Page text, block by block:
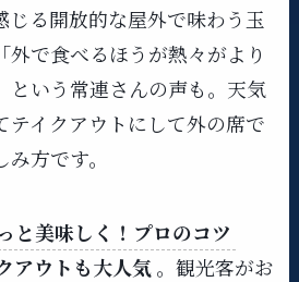
じる開放的な屋外で味わう玉
外で食べるほうが熱々がより
という常連さんの声も。天気
テイクアウトにして外の席で
方です。
と美味しく！プロのコツ
アウトも大人気。観光客がお